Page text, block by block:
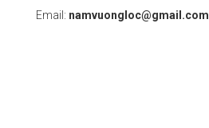
Email: namvuongloc@gmail.com